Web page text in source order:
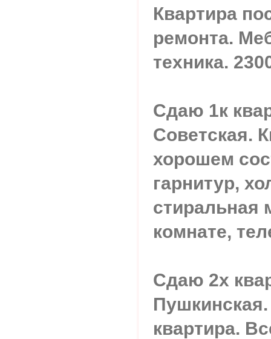
Квартира
ремонта.
техника.
Сдаю 1к
Советская.
хорошем
гарнитур,
стиральная
комнате,
Сдаю 2х
квартира.